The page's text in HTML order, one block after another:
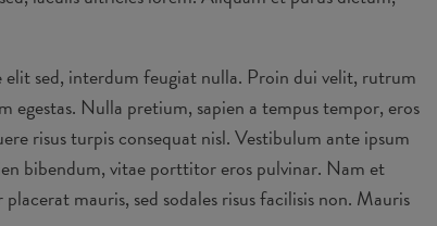
sed, interdum feugiat nulla. Proin dui velit, rutrum
Nulla pretium, sapien a tempus tempor, eros
risus turpis consequat nisl. Vestibulum ante ipsum
bibendum, vitae porttitor eros pulvinar. Nam et
mauris, sed sodales risus facilisis non. Mauris